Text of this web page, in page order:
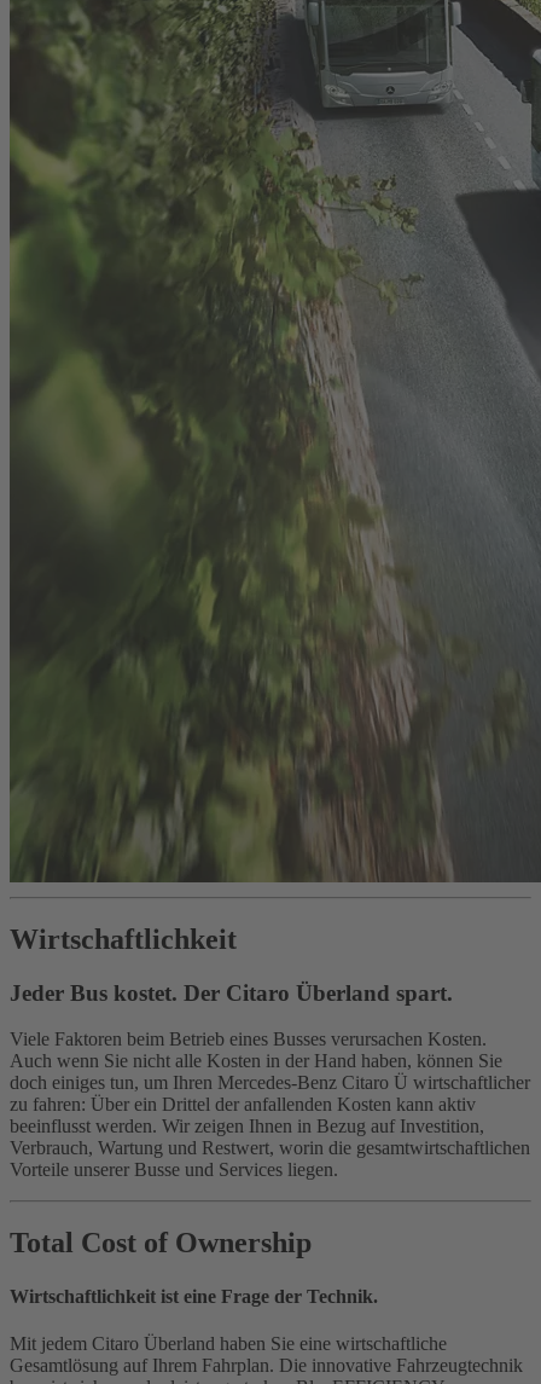
Wirtschaftlichkeit
Jeder Bus kostet. Der Citaro Überland spart.
Viele Faktoren beim Betrieb eines Busses verursachen Kosten.
Auch wenn Sie nicht alle Kosten in der Hand haben, können Sie
doch einiges tun, um Ihren Mercedes‑Benz Citaro Ü wirtschaftlicher
zu fahren: Über ein Drittel der anfallenden Kosten kann aktiv
beeinflusst werden. Wir zeigen Ihnen in Bezug auf Investition,
Verbrauch, Wartung und Restwert, worin die gesamtwirtschaftlichen
Vorteile unserer Busse und Services liegen.
Total Cost of Ownership
Wirtschaftlichkeit ist eine Frage der Technik.
Mit jedem Citaro Überland haben Sie eine wirtschaftliche
Gesamtlösung auf Ihrem Fahrplan. Die innovative Fahrzeugtechnik